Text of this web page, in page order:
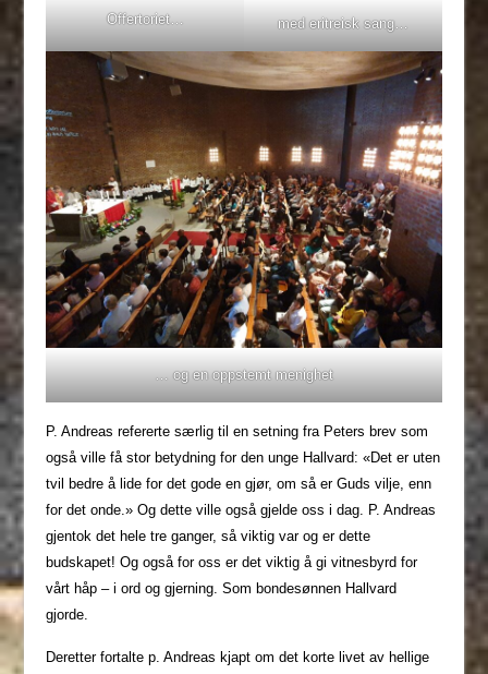
Offertoriet… med eritreisk sang…
… og en oppstemt menighet
P. Andreas refererte særlig til en setning fra Peters brev som
også ville få stor betydning for den unge Hallvard: «Det er uten
tvil bedre å lide for det gode en gjør, om så er Guds vilje, enn
for det onde.» Og dette ville også gjelde oss i dag. P. Andreas
gjentok det hele tre ganger, så viktig var og er dette
budskapet! Og også for oss er det viktig å gi vitnesbyrd for
vårt håp – i ord og gjerning. Som bondesønnen Hallvard
gjorde.
Deretter fortalte p. Andreas kjapt om det korte livet av hellige